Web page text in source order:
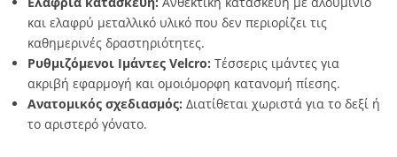
και ελαφρύ μεταλλικό υλικό που δεν περιορίζει τις
καθημερινές δραστηριότητες.
Ρυθμιζόμενοι Ιμάντες Velcro: Τέσσερις ιμάντες για
ακριβή εφαρμογή και ομοιόμορφη κατανομή πίεσης.
Ανατομικός σχεδιασμός: Διατίθεται χωριστά για το δεξί ή
το αριστερό γόνατο.